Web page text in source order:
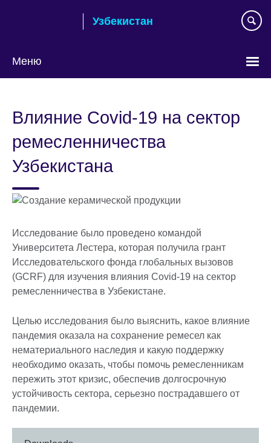
Узбекистан
Меню
language
Влияние Covid-19 на сектор
ремесленничества
Узбекистана
Исследование было проведено командой
Университета Лестера, которая получила грант
Исследовательского фонда глобальных вызовов
(GCRF) для изучения влияния Covid-19 на сектор
ремесленничества в Узбекистане.
Целью исследования было выяснить, какое влияние
пандемия оказала на сохранение ремесел как
нематериального наследия и какую поддержку
необходимо оказать, чтобы помочь ремесленникам
пережить этот кризис, обеспечив долгосрочную
устойчивость сектора, серьезно пострадавшего от
пандемии.